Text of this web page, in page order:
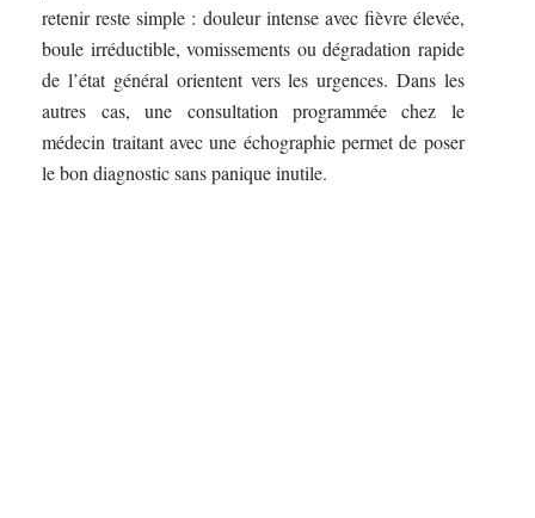
retenir reste simple : douleur intense avec fièvre élevée,
boule irréductible, vomissements ou dégradation rapide
de l’état général orientent vers les urgences. Dans les
autres cas, une consultation programmée chez le
médecin traitant avec une échographie permet de poser
le bon diagnostic sans panique inutile.